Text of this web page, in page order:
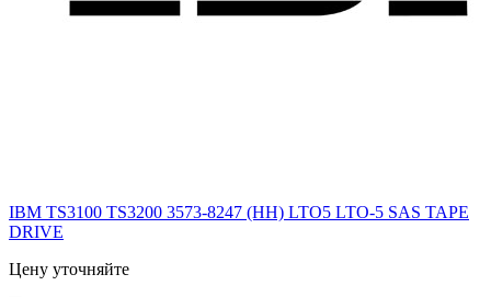
IBM TS3100 TS3200 3573-8247 (HH) LTO5 LTO-5 SAS TAPE
DRIVE
Цену уточняйте